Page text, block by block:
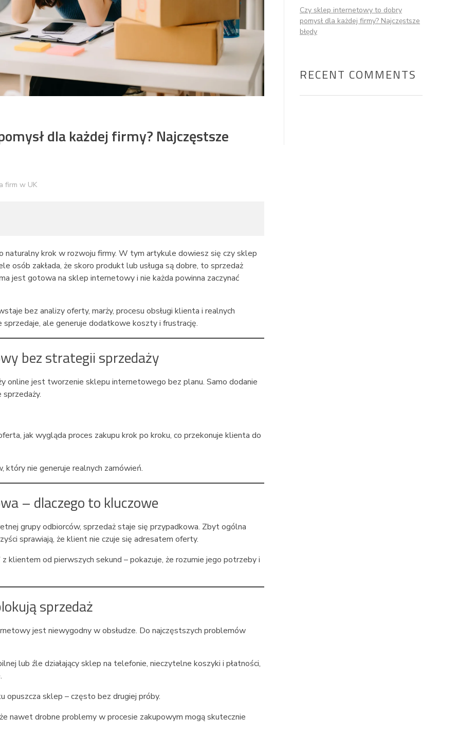
dla każdej firmy? Najczęstsze
firm w UK
krok w rozwoju firmy. W tym artykule dowiesz się czy sklep
osób zakłada, że skoro produkt lub usługa są dobre, to sprzedaż
jest gotowa na sklep internetowy i nie każda powinna zaczynać
bez analizy oferty, marży, procesu obsługi klienta i realnych
ale generuje dodatkowe koszty i frustrację.
bez strategii sprzedaży
online jest tworzenie sklepu internetowego bez planu. Samo dodanie
sprzedaży.
jak wygląda proces zakupu krok po kroku, co przekonuje klienta do
nie generuje realnych zamówień.
– dlaczego to kluczowe
grupy odbiorców, sprzedaż staje się przypadkowa. Zbyt ogólna
sprawiają, że klient nie czuje się adresatem oferty.
klientem od pierwszych sekund – pokazuje, że rozumie jego potrzeby i
sprzedaż
jest niewygodny w obsłudze. Do najczęstszych problemów
lub źle działający sklep na telefonie, nieczytelne koszyki i płatności,
sklep – często bez drugiej próby.
nawet drobne problemy w procesie zakupowym mogą skutecznie
Czy sklep internetowy to dobry
pomysł dla każdej firmy? Najczęstsze
błędy
RECENT COMMENTS